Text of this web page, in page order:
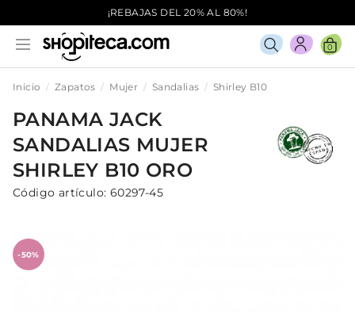
¡REBAJAS DEL 20% AL 80%!
0
Inicio Zapatos Mujer Sandalias Shirley B10
PANAMA JACK
SANDALIAS MUJER
SHIRLEY B10 ORO
Código artículo: 60297-45
-50%